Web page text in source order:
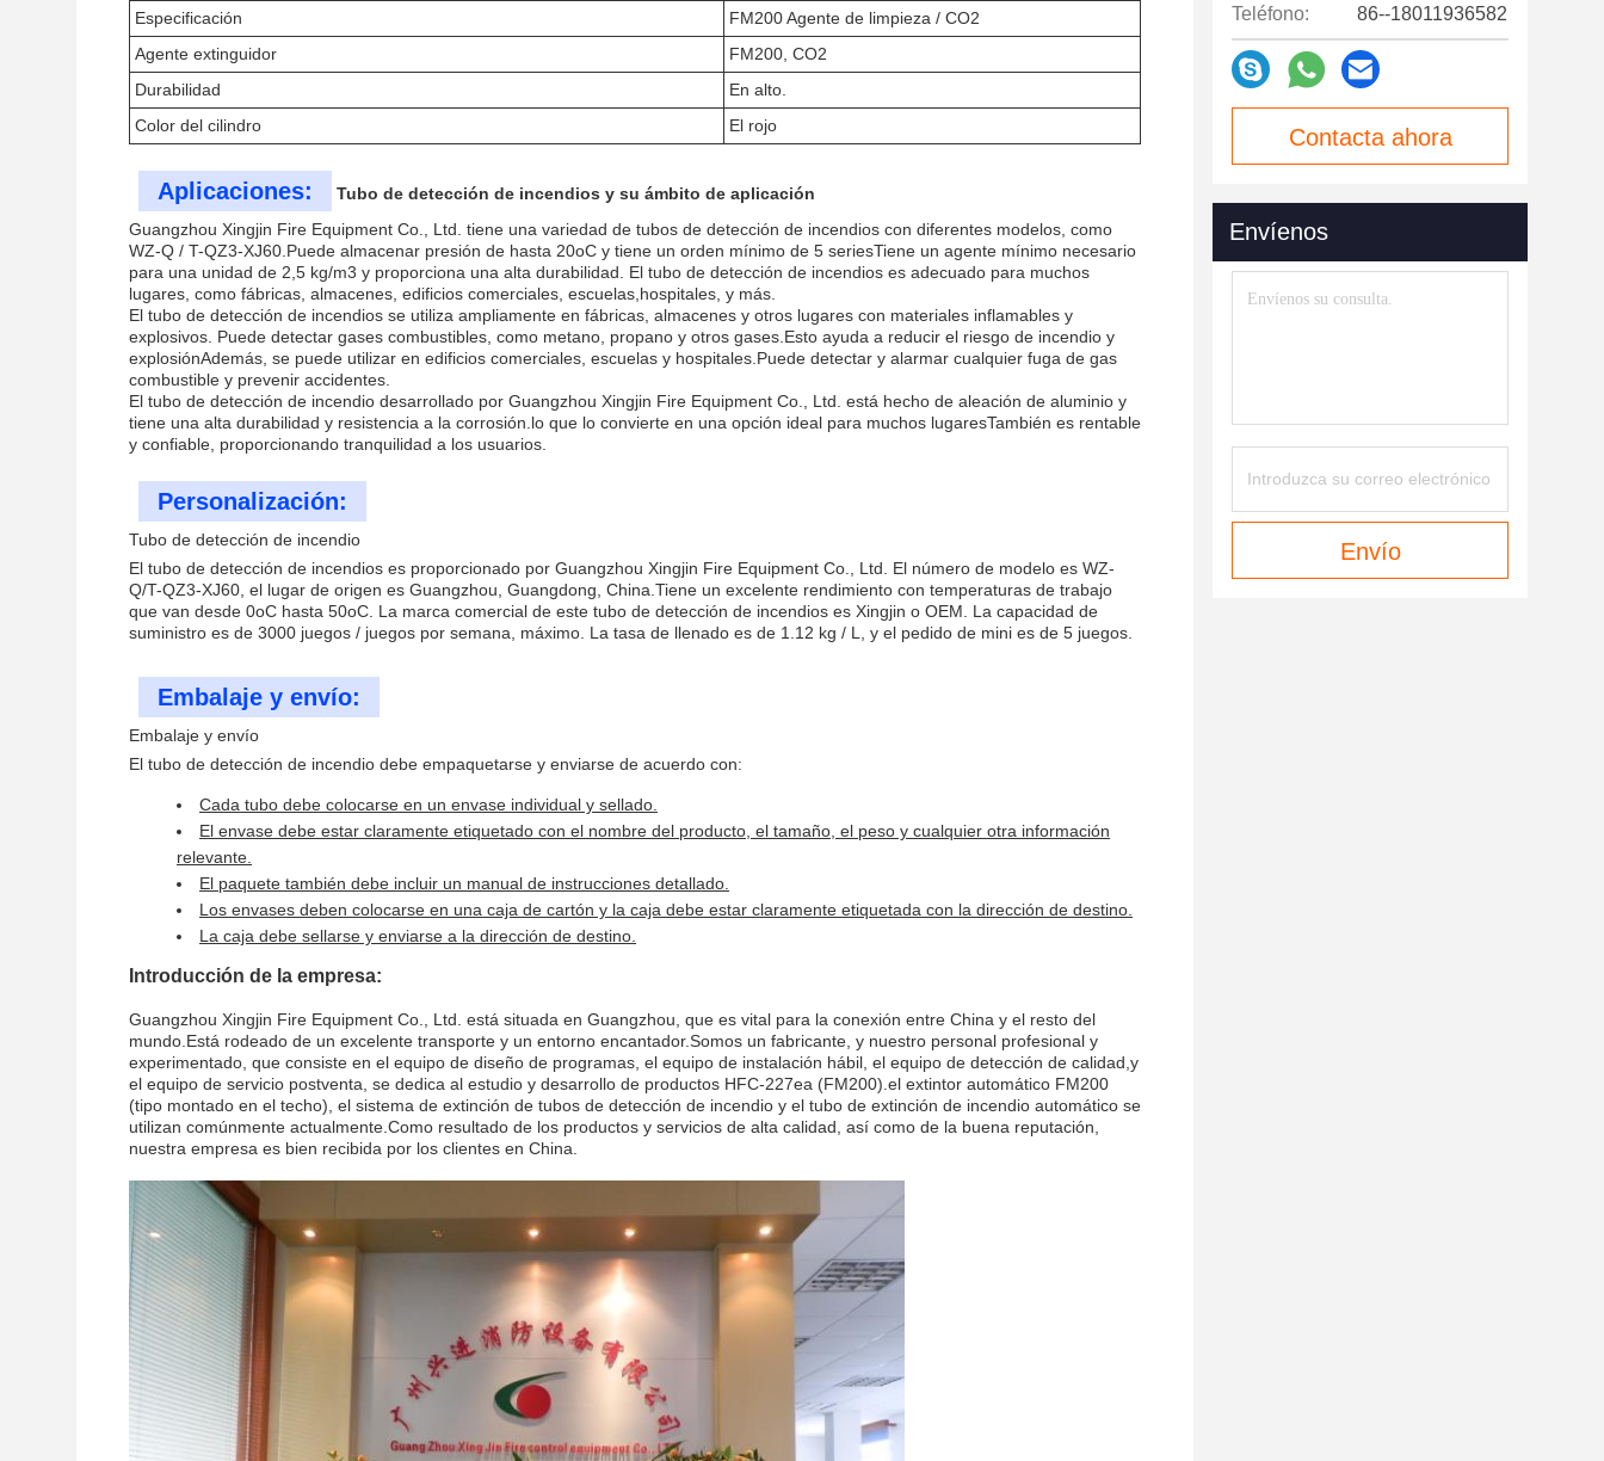
Especificación
FM200 Agente de limpieza / CO2
Agente extinguidor
FM200, CO2
Durabilidad
En alto.
Color del cilindro
El rojo
Aplicaciones:
Tubo de detección de incendios y su ámbito de aplicación
Guangzhou Xingjin Fire Equipment Co., Ltd. tiene una variedad de tubos de detección de incendios con diferentes modelos, como
WZ-Q / T-QZ3-XJ60.Puede almacenar presión de hasta 20oC y tiene un orden mínimo de 5 seriesTiene un agente mínimo necesario
para una unidad de 2,5 kg/m3 y proporciona una alta durabilidad. El tubo de detección de incendios es adecuado para muchos
lugares, como fábricas, almacenes, edificios comerciales, escuelas,hospitales, y más.
El tubo de detección de incendios se utiliza ampliamente en fábricas, almacenes y otros lugares con materiales inflamables y
explosivos. Puede detectar gases combustibles, como metano, propano y otros gases.Esto ayuda a reducir el riesgo de incendio y
explosiónAdemás, se puede utilizar en edificios comerciales, escuelas y hospitales.Puede detectar y alarmar cualquier fuga de gas
combustible y prevenir accidentes.
El tubo de detección de incendio desarrollado por Guangzhou Xingjin Fire Equipment Co., Ltd. está hecho de aleación de aluminio y
tiene una alta durabilidad y resistencia a la corrosión.lo que lo convierte en una opción ideal para muchos lugaresTambién es rentable
y confiable, proporcionando tranquilidad a los usuarios.
Personalización:
Tubo de detección de incendio
El tubo de detección de incendios es proporcionado por Guangzhou Xingjin Fire Equipment Co., Ltd. El número de modelo es WZ-
Q/T-QZ3-XJ60, el lugar de origen es Guangzhou, Guangdong, China.Tiene un excelente rendimiento con temperaturas de trabajo
que van desde 0oC hasta 50oC. La marca comercial de este tubo de detección de incendios es Xingjin o OEM. La capacidad de
suministro es de 3000 juegos / juegos por semana, máximo. La tasa de llenado es de 1.12 kg / L, y el pedido de mini es de 5 juegos.
Embalaje y envío:
Embalaje y envío
El tubo de detección de incendio debe empaquetarse y enviarse de acuerdo con:
Cada tubo debe colocarse en un envase individual y sellado.
El envase debe estar claramente etiquetado con el nombre del producto, el tamaño, el peso y cualquier otra información
relevante.
El paquete también debe incluir un manual de instrucciones detallado.
Los envases deben colocarse en una caja de cartón y la caja debe estar claramente etiquetada con la dirección de destino.
La caja debe sellarse y enviarse a la dirección de destino.
Introducción de la empresa:
Guangzhou Xingjin Fire Equipment Co., Ltd. está situada en Guangzhou, que es vital para la conexión entre China y el resto del
mundo.Está rodeado de un excelente transporte y un entorno encantador.Somos un fabricante, y nuestro personal profesional y
experimentado, que consiste en el equipo de diseño de programas, el equipo de instalación hábil, el equipo de detección de calidad,y
el equipo de servicio postventa, se dedica al estudio y desarrollo de productos HFC-227ea (FM200).el extintor automático FM200
(tipo montado en el techo), el sistema de extinción de tubos de detección de incendio y el tubo de extinción de incendio automático se
utilizan comúnmente actualmente.Como resultado de los productos y servicios de alta calidad, así como de la buena reputación,
nuestra empresa es bien recibida por los clientes en China.
Teléfono: 86--18011936582
Contacta ahora
Envíenos
Envío